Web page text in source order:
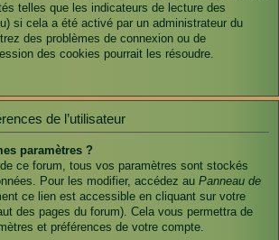
telles que les indicateurs de lecture des
si cela a été activé par un administrateur du
des problèmes de connexion ou de
des cookies pourrait les résoudre.
de l’utilisateur
paramètres ?
ce forum, tous vos paramètres sont stockés
Pour les modifier, accédez au Panneau de
ce lien est accessible en cliquant sur votre
des pages du forum). Cela vous permettra de
et préférences de votre compte.